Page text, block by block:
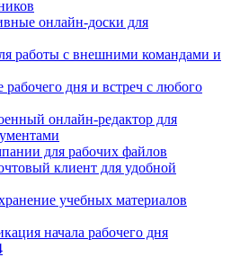
онлайн-доски для
работы с внешними командами и
дня и встреч с любого
онлайн-редактор для
для рабочих файлов
клиент для удобной
учебных материалов
начала рабочего дня